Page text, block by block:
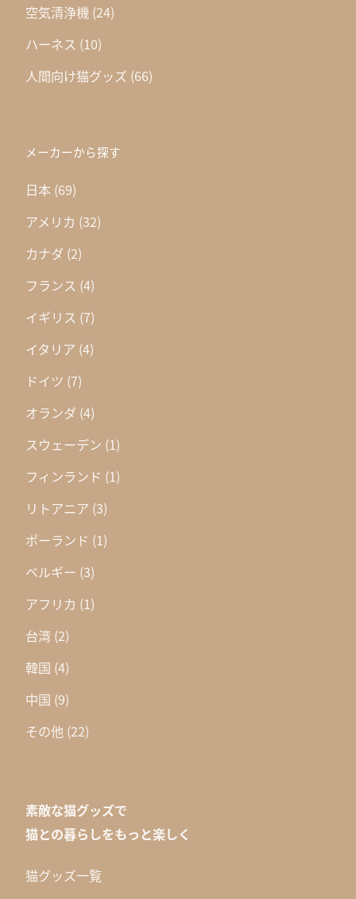
空気清浄機 (24)
ハーネス (10)
人間向け猫グッズ (66)
メーカーから探す
日本 (69)
アメリカ (32)
カナダ (2)
フランス (4)
イギリス (7)
イタリア (4)
ドイツ (7)
オランダ (4)
スウェーデン (1)
フィンランド (1)
リトアニア (3)
ポーランド (1)
ベルギー (3)
アフリカ (1)
台湾 (2)
韓国 (4)
中国 (9)
その他 (22)
素敵な猫グッズで
猫との暮らしをもっと楽しく
猫グッズ一覧